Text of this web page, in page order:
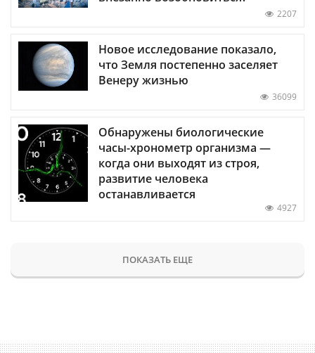
2207
Новое исследование показало,
что Земля постепенно заселяет
Венеру жизнью
36099
Обнаружены биологические
часы-хронометр организма —
когда они выходят из строя,
развитие человека
останавливается
4927
ПОКАЗАТЬ ЕЩЕ